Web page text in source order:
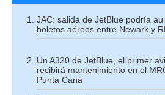
JAC: salida de JetBlue podría
boletos aéreos entre Newark y
Un A320 de JetBlue, el primer
recibirá mantenimiento en el
Punta Cana